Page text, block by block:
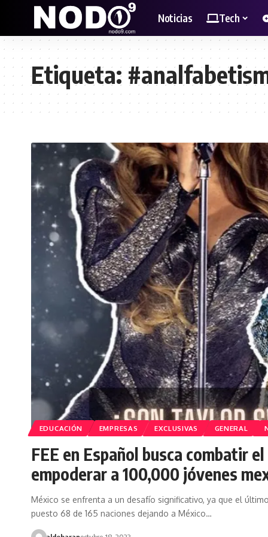
Noticias Tech
Etiqueta:
EDUCACIÓN EMPRESAS EXCLUSIVAS GENERAL
FEE en Español busca combatir
empoderar a 100,000 jóvenes
México se enfrenta a un desafío significativo, ya que el
puesto 68 de 165 naciones dejando a México…